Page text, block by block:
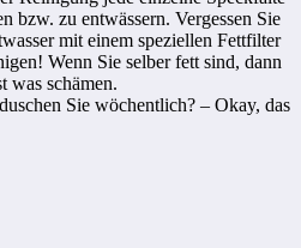
bzw. zu entwässern. Vergessen Sie
mit einem speziellen Fettfilter
Wenn Sie selber fett sind, dann
was schämen.
Sie wöchentlich? – Okay, das